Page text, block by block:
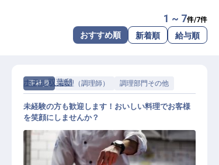
転職サポートに申し込む1 ~ 7件/7件
おすすめ順 新着順 給与順
正社員 調理（調理師） 調理部門その他
ホテル双葉邸
未経験の方も歓迎します！おいしい料理でお客様
を笑顔にしませんか？